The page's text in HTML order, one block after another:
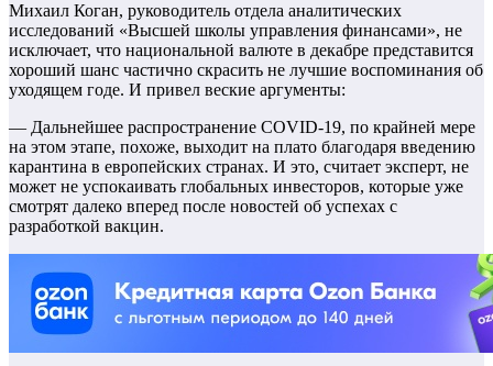
Михаил Коган, руководитель отдела аналитических
исследований «Высшей школы управления финансами», не
исключает, что национальной валюте в декабре представится
хороший шанс частично скрасить не лучшие воспоминания об
уходящем годе. И привел веские аргументы:
— Дальнейшее распространение COVID-19, по крайней мере
на этом этапе, похоже, выходит на плато благодаря введению
карантина в европейских странах. И это, считает эксперт, не
может не успокаивать глобальных инвесторов, которые уже
смотрят далеко вперед после новостей об успехах с
разработкой вакцин.